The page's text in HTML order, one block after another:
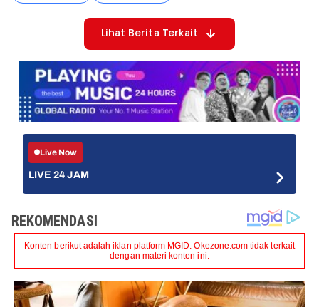
Lihat Berita Terkait
Live Now
LIVE 24 JAM